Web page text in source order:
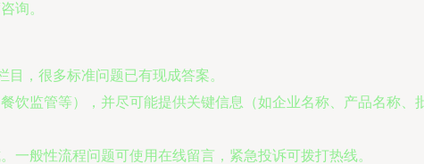
询。
目，很多标准问题已有现成答案。
饮监管等），并尽可能提供关键信息（如企业名称、产品名称、
一般性流程问题可使用在线留言，紧急投诉可拨打热线。